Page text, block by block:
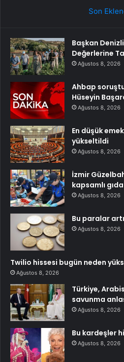
Son
Başkan
Değerlerine
Ağustos 8, 2026
Ahbap
Hüseyin
Ağustos 8, 2026
En düşük
yükseltildi
Ağustos 8, 2026
İzmir
kapsamlı
Ağustos 8, 2026
Bu paralar
Ağustos 8, 2026
Twilio hissesi bugün neden
Ağustos 8, 2026
Türkiye,
savunma
Ağustos 8, 2026
Bu kardeşler
Ağustos 8, 2026